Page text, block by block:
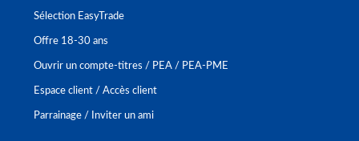
Sélection EasyTrade
Offre 18-30 ans
Ouvrir un compte-titres / PEA / PEA-PME
Espace client / Accès client
Parrainage / Inviter un ami